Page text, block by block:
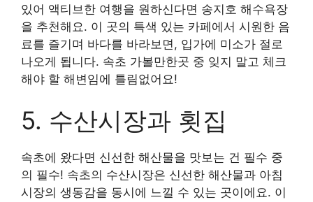
있어 액티브한 여행을 원하신다면 송지호 해수욕장
을 추천해요. 이 곳의 특색 있는 카페에서 시원한 음
료를 즐기며 바다를 바라보면, 입가에 미소가 절로
나오게 됩니다. 속초 가볼만한곳 중 잊지 말고 체크
해야 할 해변임에 틀림없어요!
5. 수산시장과 횟집
속초에 왔다면 신선한 해산물을 맛보는 건 필수 중
의 필수! 속초의 수산시장은 신선한 해산물과 아침
시장의 생동감을 동시에 느낄 수 있는 곳이에요. 이